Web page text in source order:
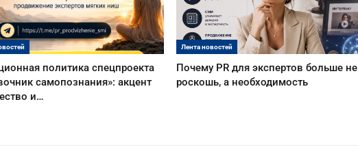
политика спецпроекта
самопознания»: акцент
и…
Лента новостей
Почему PR для экспертов больше не
роскошь, а необходимость